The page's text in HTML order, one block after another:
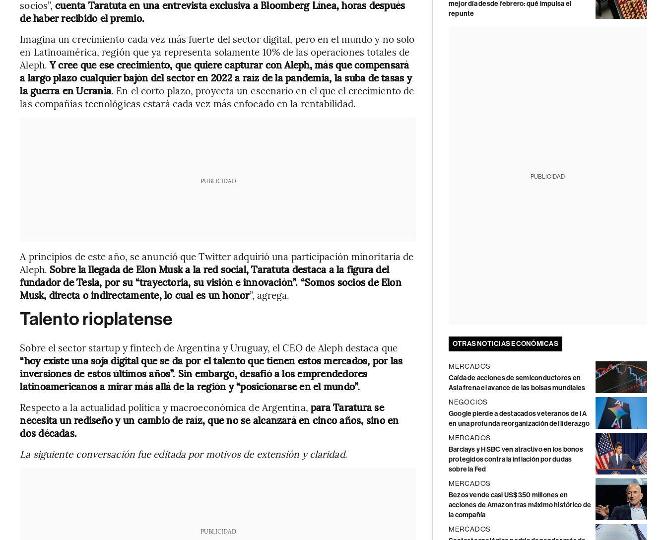
socios”,cuenta Taratuta en una entrevista exclusiva a Bloomberg Línea, horas después
de haber recibido el premio.
Imagina un crecimiento cada vez más fuerte del sector digital, pero en el mundo y no solo
en Latinoamérica, región que ya representa solamente 10% de las operaciones totales de
Aleph.Y cree que ese crecimiento, que quiere capturar con Aleph, más que compensará
a largo plazo cualquier bajón del sector en 2022 a raíz de la pandemia, la suba de tasas y
la guerra en Ucrania. En el corto plazo, proyecta un escenario en el que el crecimiento de
las compañías tecnológicas estará cada vez más enfocado en la rentabilidad.
PUBLICIDAD
A principios de este año, se anunció que Twitter adquirió una participación minoritaria de
Aleph. Sobre la llegada de Elon Musk a la red social, Taratuta destaca a la figura del
fundador de Tesla, por su “trayectoria, su visión e innovación”. “Somos socios de Elon
Musk, directa o indirectamente, lo cual es un honor”, agrega.
Talento rioplatense
Sobre el sector startup y fintech de Argentina y Uruguay, el CEO de Aleph destaca que
“hoy existe una soja digital que se da por el talento que tienen estos mercados, por las
inversiones de estos últimos años”. Sin embargo, desafió a los emprendedores
latinoamericanos a mirar más allá de la región y “posicionarse en el mundo”.
Respecto a la actualidad política y macroeconómica de Argentina, para Taratura se
necesita un rediseño y un cambio de raíz, que no se alcanzará en cinco años, sino en
dos décadas.
La siguiente conversación fue editada por motivos de extensión y claridad.
PUBLICIDAD
mejor día desde febrero: qué impulsa el
repunte
PUBLICIDAD
OTRAS NOTICIAS ECONÓMICAS
MERCADOS
Caída de acciones de semiconductores en
Asia frena el avance de las bolsas mundiales
NEGOCIOS
Google pierde a destacados veteranos de IA
en una profunda reorganización del liderazgo
MERCADOS
Barclays y HSBC ven atractivo en los bonos
protegidos contra la inflación por dudas
sobre la Fed
MERCADOS
Bezos vende casi US$350 millones en
acciones de Amazon tras máximo histórico de
la compañía
MERCADOS